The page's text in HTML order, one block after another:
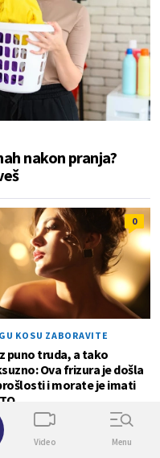
nakon pranja?
0
KOSU ZABORAVITE
puno truda, a tako
Ova frizura je došla
i morate je imati
Video Menu